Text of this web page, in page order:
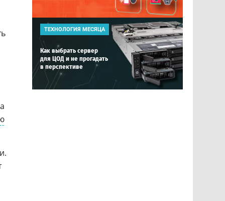
ТЕХНОЛОГИЯ МЕСЯЦА
Как выбрать сервер
для ЦОД и не прогадать
в перспективе